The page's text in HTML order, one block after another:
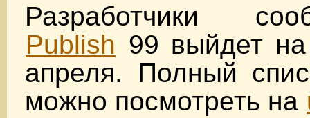
Разработчики
Publish 99 выйдет
апреля. Полный
можно посмотреть на